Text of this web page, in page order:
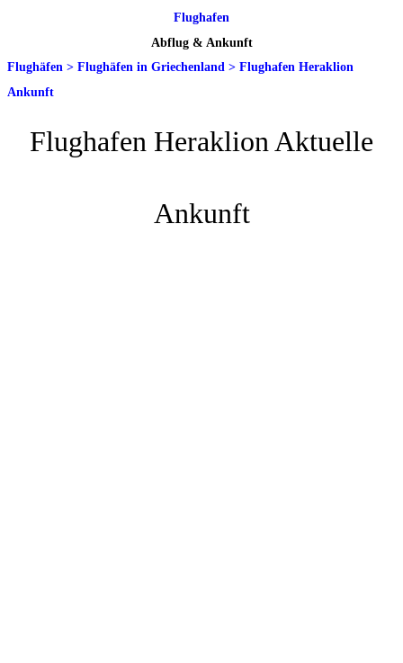
Flughafen
Abflug & Ankunft
Flughäfen > Flughäfen in Griechenland > Flughafen Heraklion
Ankunft
Flughafen Heraklion Aktuelle
Ankunft